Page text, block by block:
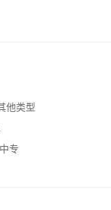
他类型
中专